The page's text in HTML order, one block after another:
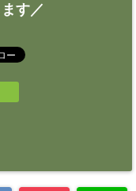
す／